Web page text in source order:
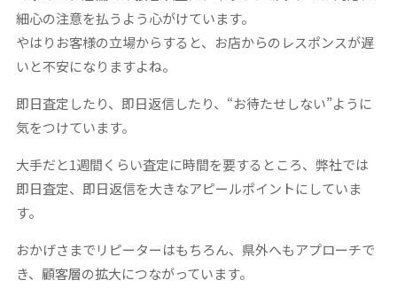
細心の注意を払うよう心がけています。
やはりお客様の立場からすると、お店からのレスポンスが遅
いと不安になりますよね。
即日査定したり、即日返信したり、“お待たせしない”ように
気をつけています。
大手だと1週間くらい査定に時間を要するところ、弊社では
即日査定、即日返信を大きなアピールポイントにしていま
す。
おかげさまでリピーターはもちろん、県外へもアプローチで
き、顧客層の拡大につながっています。